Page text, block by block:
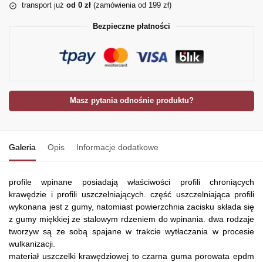
transport już od 0 zł (zamówienia od 199 zł)
Bezpieczne płatności
Masz pytania odnośnie produktu?
Galeria Opis Informacje dodatkowe
profile wpinane posiadają właściwości profili chroniących
krawędzie i profili uszczelniających. część uszczelniająca profili
wykonana jest z gumy, natomiast powierzchnia zacisku składa się
z gumy miękkiej ze stalowym rdzeniem do wpinania. dwa rodzaje
tworzyw są ze sobą spajane w trakcie wytłaczania w procesie
wulkanizacji.
materiał uszczelki krawędziowej to czarna guma porowata epdm